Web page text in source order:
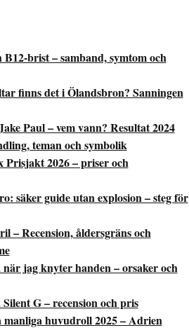
brist – samband, symtom och
finns det i Ölandsbron? Sanningen
Paul – vem vann? Resultat 2024
teman och symbolik
Prisjakt 2026 – priser och
säker guide utan explosion – steg för
– Recension, åldersgräns och
jag knyter handen – orsaker och
G – recension och pris
manliga huvudroll 2025 – Adrien